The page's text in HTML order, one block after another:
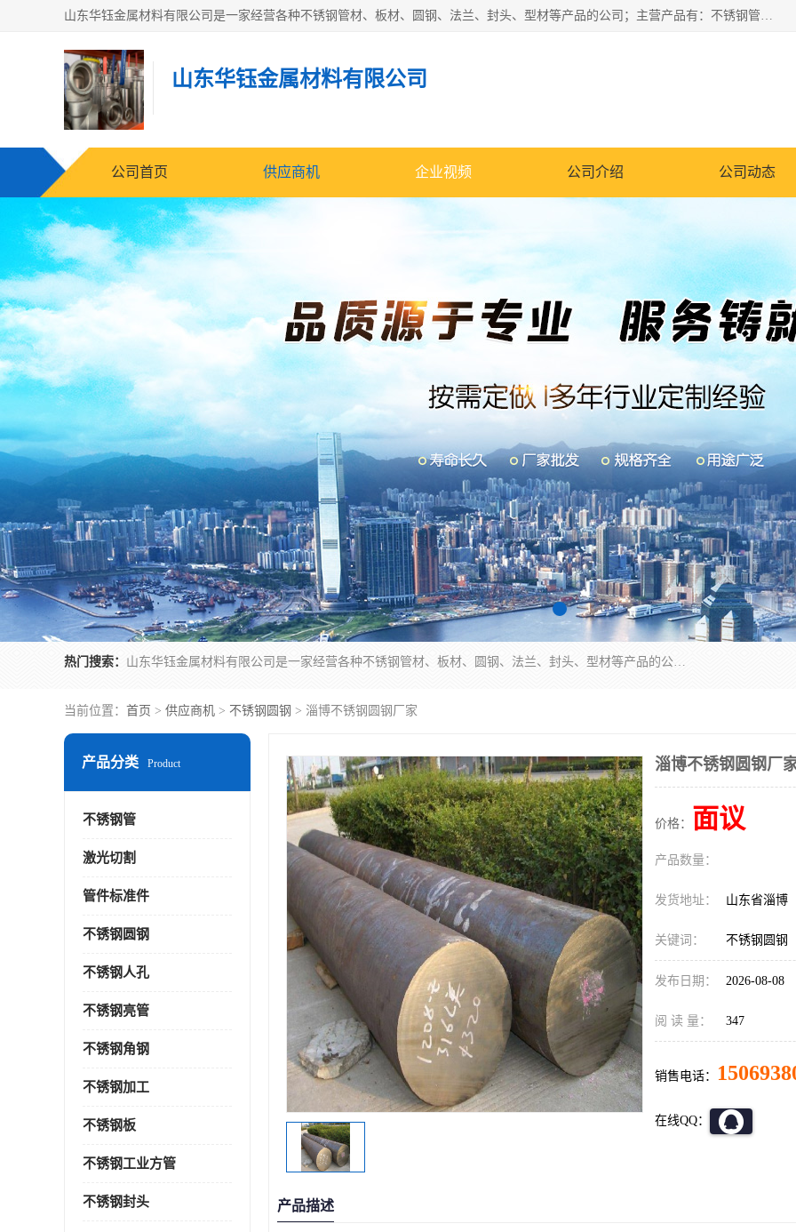
山东华钰金属材料有限公司是一家经营各种不锈钢管材、板材、圆钢、法兰、封头、型材等产品的公司；主营产品有：不锈钢管，激光切割，管件标准件，不锈钢圆钢，不锈钢人孔，不锈钢亮管，不锈钢角钢，不锈钢加工，不锈钢管子，不锈钢工业方管，不锈钢封头，不锈钢法兰，不锈钢阀门，不锈钢槽钢，不锈钢扁钢，不锈钢板等；可为客户制作各种规格的型材及不锈钢配件、非标准件及各种容器具等，能满足客户的不同采购要求。
山东华钰金属材料有限公司
公司首页 供应商机 企业视频 公司介绍 公司动态
热门搜索： 山东华钰金属材料有限公司是一家经营各种不锈钢管材、板材、圆钢、法兰、封头、型材等产品的公司；主营产品有：不锈钢管，激光切割，管件标准件，不锈钢圆钢，不锈钢人孔，不锈钢亮管，不锈钢角钢，不锈钢加工，不锈钢管子，不锈钢工业方管，不锈钢封头，不锈钢法兰，不锈钢阀门，不锈钢槽钢，不锈钢扁钢，不锈钢板等；可为客户制作各种规格的型材及不锈钢配件、非标准件及各种容器具等，能满足客户的不同采购要求。
当前位置： 首页 > 供应商机 > 不锈钢圆钢 > 淄博不锈钢圆钢厂家
产品分类 Product
不锈钢管
激光切割
管件标准件
不锈钢圆钢
不锈钢人孔
不锈钢亮管
不锈钢角钢
不锈钢加工
不锈钢板
不锈钢工业方管
不锈钢封头
淄博不锈钢圆钢厂
价格： 面议
产品数量：
发货地址： 山东省淄博
关键词： 不锈钢圆钢
发布日期： 2026-08-08
阅 读 量： 347
销售电话：
在线QQ：
产品描述